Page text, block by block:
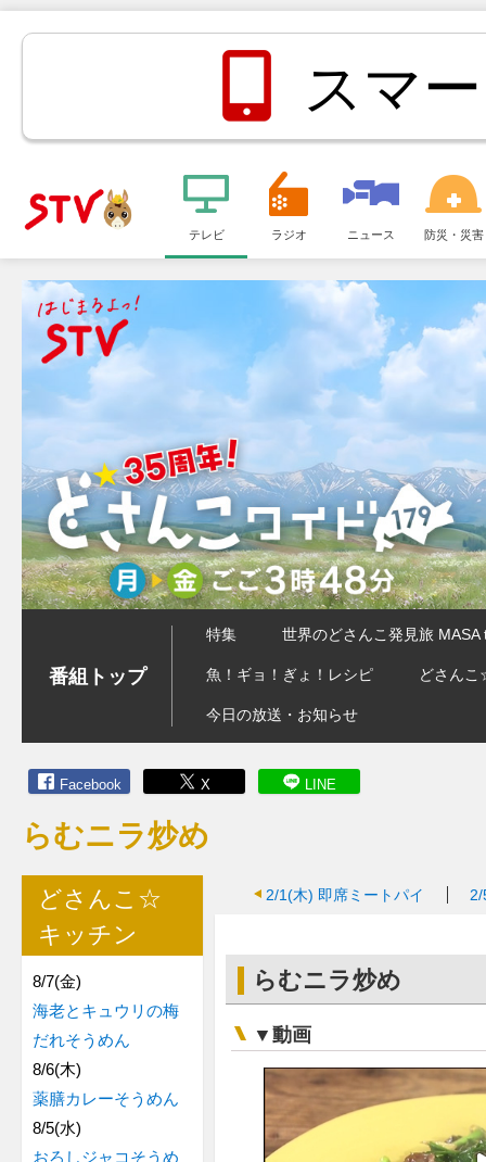
ＳＴＶ札
幌テレビ
スマ
メ
ュ
テレビ ラジオ ニュース 防災・災害
番組トップ
特集 世界のどさんこ発見旅 MASA
魚！ギョ！ぎょ！レシピ どさん
今日の放送・お知らせ
Facebook X LINE
らむニラ炒め
2/1(木) 即席ミートパイ 2/
らむニラ炒め
▼動画
どさんこ☆
キッチン
8/7(金)
海老とキュウリの梅
だれそうめん
8/6(木)
薬膳カレーそうめん
8/5(水)
おろしジャコそうめ